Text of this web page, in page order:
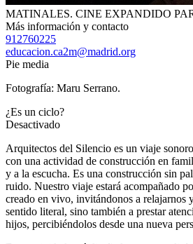
MATINALES. CINE EXPANDIDO
Más información y contacto
912760225
educacion.ca2m@madrid.org
¿Es un ciclo?
Arquitectos del Silencio es un viaje
con una actividad de construcción en
y a la escucha. Es una construcción sin
ruido. Nuestro viaje estará acompañado
creado en vivo, invitándonos a relajarnos y
sentido literal, sino también a prestar